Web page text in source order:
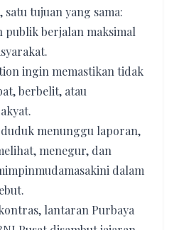
satu tujuan yang sama:
publik berjalan maksimal
ingin memastikan tidak
berbelit, atau
menunggu laporan,
menegur, dan
dalam
lantaran Purbaya